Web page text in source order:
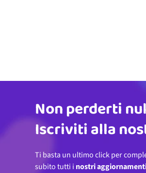
Indirizzo email
Non perderti
Iscriviti alla
Ti basta un ultimo click per
subito tutti i nostri